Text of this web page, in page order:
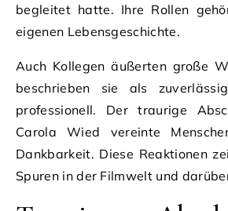
begleitet hatte. Ihre Rollen
eigenen Lebensgeschichte.
Auch Kollegen äußerten große
beschrieben sie als
professionell. Der traurige
Carola Wied vereinte
Dankbarkeit. Diese Reaktionen
Spuren in der Filmwelt und